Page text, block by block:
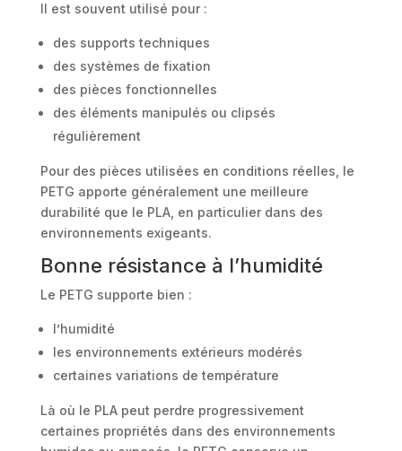
Il est souvent utilisé pour :
des supports techniques
des systèmes de fixation
des pièces fonctionnelles
des éléments manipulés ou clipsés
régulièrement
Pour des pièces utilisées en conditions réelles, le
PETG apporte généralement une meilleure
durabilité que le PLA, en particulier dans des
environnements exigeants.
Bonne résistance à l’humidité
Le PETG supporte bien :
l’humidité
les environnements extérieurs modérés
certaines variations de température
Là où le PLA peut perdre progressivement
certaines propriétés dans des environnements